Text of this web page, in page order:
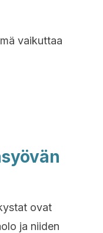
vaikuttaa
ovat
ja niiden